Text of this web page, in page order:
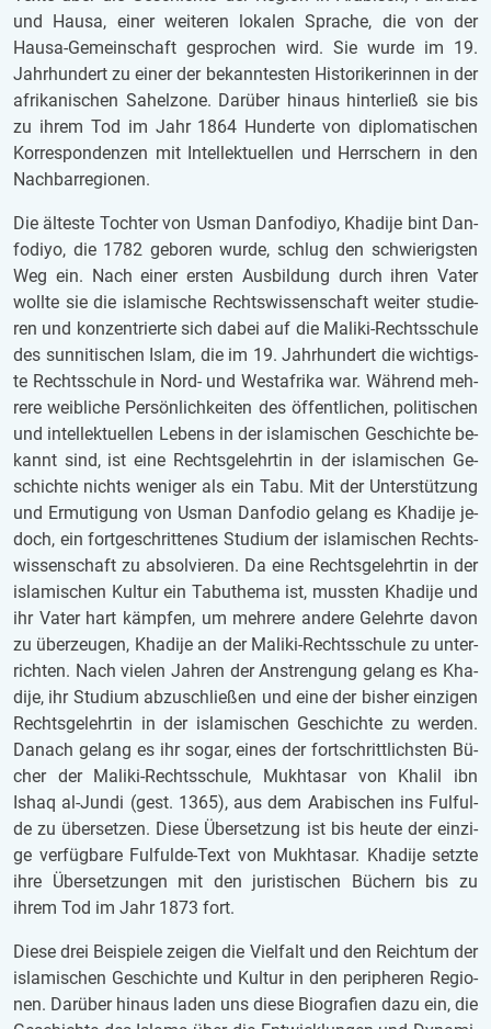
und Hausa, einer wei­te­ren lo­ka­len Spra­che, die von der
Hausa-Ge­mein­schaft ge­spro­chen wird. Sie wurde im 19.
Jahr­hun­dert zu einer der be­kann­tes­ten His­to­ri­ke­rin­nen in der
afri­ka­ni­schen Sa­hel­zo­ne. Dar­über hin­aus hin­ter­ließ sie bis
zu ihrem Tod im Jahr 1864 Hun­der­te von di­plo­ma­ti­schen
Kor­re­spon­den­zen mit In­tel­lek­tu­el­len und Herr­schern in den
Nach­bar­re­gi­o­nen.
Die äl­tes­te Toch­ter von Usman Dan­fo­diyo, Kha­di­je bint Dan­
fo­diyo, die 1782 ge­bo­ren wurde, schlug den schwie­rigs­ten
Weg ein. Nach einer ers­ten Aus­bil­dung durch ihren Vater
woll­te sie die is­la­mi­sche Rechts­wis­sen­schaft wei­ter stu­die­
ren und kon­zen­trier­te sich dabei auf die Ma­li­ki-Rechts­schu­le
des sun­ni­ti­schen Islam, die im 19. Jahr­hun­dert die wich­tigs­
te Rechts­schu­le in Nord- und West­afri­ka war. Wäh­rend meh­
re­re weib­li­che Per­sön­lich­kei­ten des öf­fent­li­chen, po­li­ti­schen
und in­tel­lek­tu­el­len Le­bens in der is­la­mi­schen Ge­schich­te be­
kannt sind, ist eine Rechts­ge­lehr­tin in der is­la­mi­schen Ge­
schich­te nichts we­ni­ger als ein Tabu. Mit der Un­ter­stüt­zung
und Er­mu­ti­gung von Usman Dan­fo­dio ge­lang es Kha­di­je je­
doch, ein fort­ge­schrit­te­nes Stu­di­um der is­la­mi­schen Rechts­
wis­sen­schaft zu ab­sol­vie­ren. Da eine Rechts­ge­lehr­tin in der
is­la­mi­schen Kul­tur ein Ta­bu­the­ma ist, muss­ten Kha­di­je und
ihr Vater hart kämp­fen, um meh­re­re an­de­re Ge­lehr­te davon
zu über­zeu­gen, Kha­di­je an der Ma­li­ki-Rechts­schu­le zu un­ter­
rich­ten. Nach vie­len Jah­ren der An­stren­gung ge­lang es Kha­
di­je, ihr Stu­di­um ab­zu­schlie­ßen und eine der bis­her ein­zi­gen
Rechts­ge­lehr­tin in der is­la­mi­schen Ge­schich­te zu wer­den.
Da­nach ge­lang es ihr sogar, eines der fort­schritt­lichs­ten Bü­
cher der Ma­li­ki-Rechts­schu­le, Mukhta­sar von Kha­lil ibn
Ishaq al-Jundi (gest. 1365), aus dem Ara­bi­schen ins Ful­ful­
de zu über­set­zen. Diese Über­set­zung ist bis heute der ein­zi­
ge ver­füg­ba­re Ful­ful­de-Text von Mukhta­sar. Kha­di­je setz­te
ihre Über­set­zun­gen mit den ju­ris­ti­schen Bü­chern bis zu
ihrem Tod im Jahr 1873 fort.
Diese drei Bei­spie­le zei­gen die Viel­falt und den Reich­tum der
is­la­mi­schen Ge­schich­te und Kul­tur in den pe­ri­phe­ren Re­gi­o­
nen. Dar­über hin­aus laden uns diese Bio­gra­fien dazu ein, die